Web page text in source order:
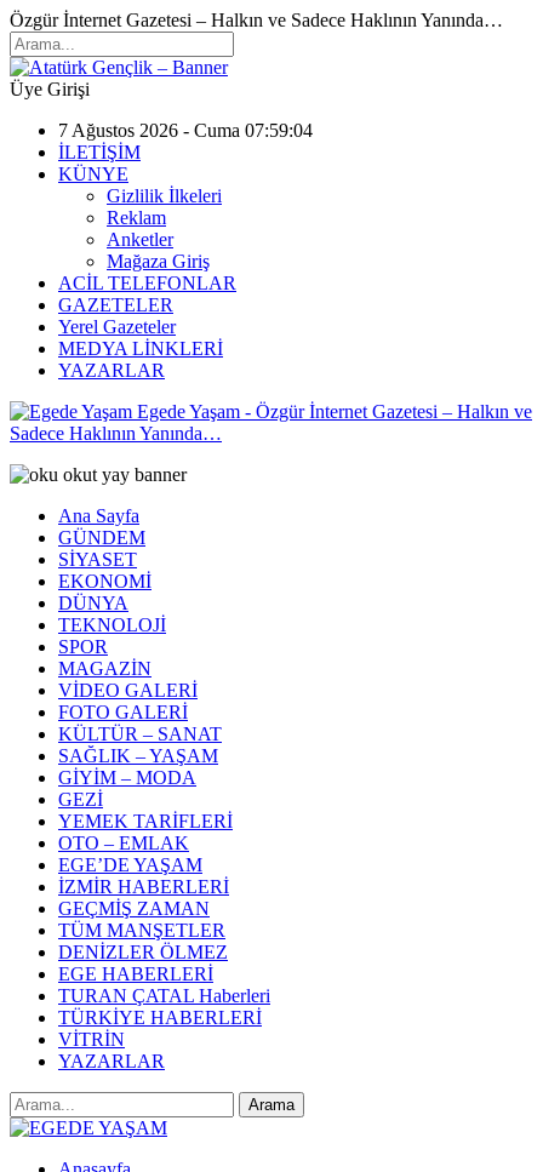
Özgür İnternet Gazetesi – Halkın ve Sadece Haklının Yanında…
Üye Girişi
7 Ağustos 2026 - Cuma 07:59:04
İLETİŞİM
KÜNYE
Gizlilik İlkeleri
Reklam
Anketler
Mağaza Giriş
ACİL TELEFONLAR
GAZETELER
Yerel Gazeteler
MEDYA LİNKLERİ
YAZARLAR
Egede Yaşam - Özgür İnternet Gazetesi – Halkın ve
Sadece Haklının Yanında…
Ana Sayfa
GÜNDEM
SİYASET
EKONOMİ
DÜNYA
TEKNOLOJİ
SPOR
MAGAZİN
VİDEO GALERİ
FOTO GALERİ
KÜLTÜR – SANAT
SAĞLIK – YAŞAM
GİYİM – MODA
GEZİ
YEMEK TARİFLERİ
OTO – EMLAK
EGE’DE YAŞAM
İZMİR HABERLERİ
GEÇMİŞ ZAMAN
TÜM MANŞETLER
DENİZLER ÖLMEZ
EGE HABERLERİ
TURAN ÇATAL Haberleri
TÜRKİYE HABERLERİ
VİTRİN
YAZARLAR